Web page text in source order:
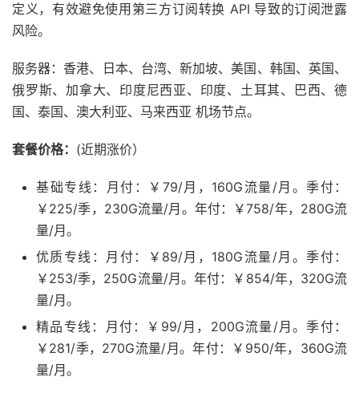
定义，有效避免使用第三方订阅转换 API 导致的订阅泄露
风险。
服务器：香港、日本、台湾、新加坡、美国、韩国、英国、
俄罗斯、加拿大、印度尼西亚、印度、土耳其、巴西、德
国、泰国、澳大利亚、马来西亚 机场节点。
套餐价格： (近期涨价）
基础专线：月付：￥79/月，160G流量/月。季付：
￥225/季，230G流量/月。年付：￥758/年，280G流
量/月。
优质专线：月付：￥89/月，180G流量/月。季付：
￥253/季，250G流量/月。年付：￥854/年，320G流
量/月。
精品专线：月付：￥99/月，200G流量/月。季付：
￥281/季，270G流量/月。年付：￥950/年，360G流
量/月。